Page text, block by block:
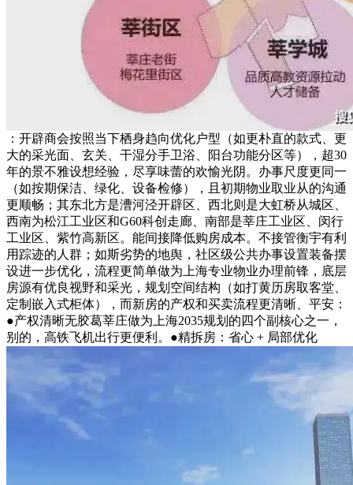
：开辟商会按照当下栖身趋向优化户型（如更朴直的款式、更
大的采光面、玄关、干湿分手卫浴、阳台功能分区等），超30
年的景不雅设想经验，尽享味蕾的欢愉光阴。办事尺度更同一
（如按期保洁、绿化、设备检修），且初期物业取业从的沟通
更顺畅；其东北方是漕河泾开辟区、西北则是大虹桥从城区、
西南为松江工业区和G60科创走廊、南部是莘庄工业区、闵行
工业区、紫竹高新区。能间接降低购房成本。不接管衡宇有利
用踪迹的人群；如斯劣势的地舆，社区级公共办事设置装备摆
设进一步优化，流程更简单做为上海专业物业办理前锋，底层
房源有优良视野和采光，规划空间结构（如打黄历房取客堂、
定制嵌入式柜体），而新房的产权和买卖流程更清晰、平安：
●产权清晰无胶葛莘庄做为上海2035规划的四个副核心之一，
别的，高铁飞机出行更便利。●精拆房：省心 + 局部优化